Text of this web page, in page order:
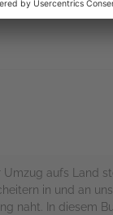
aufs Land
in und an
naht. In diesem